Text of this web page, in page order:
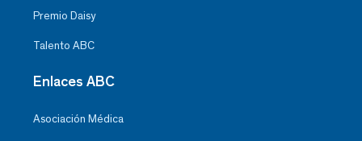
Premio Daisy
Talento ABC
Enlaces ABC
Asociación Médica